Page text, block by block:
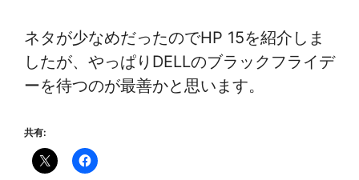
ネタが少なめだったのでHP 15を紹介しま
したが、やっぱりDELLのブラックフライデ
ーを待つのが最善かと思います。
共有: